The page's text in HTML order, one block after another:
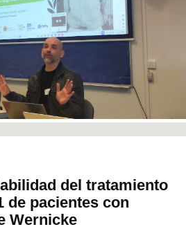
del tratamiento
de pacientes con
Wernicke